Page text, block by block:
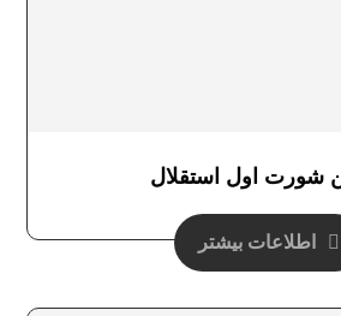
شورت اول استقلال
اطلاعات بیشتر